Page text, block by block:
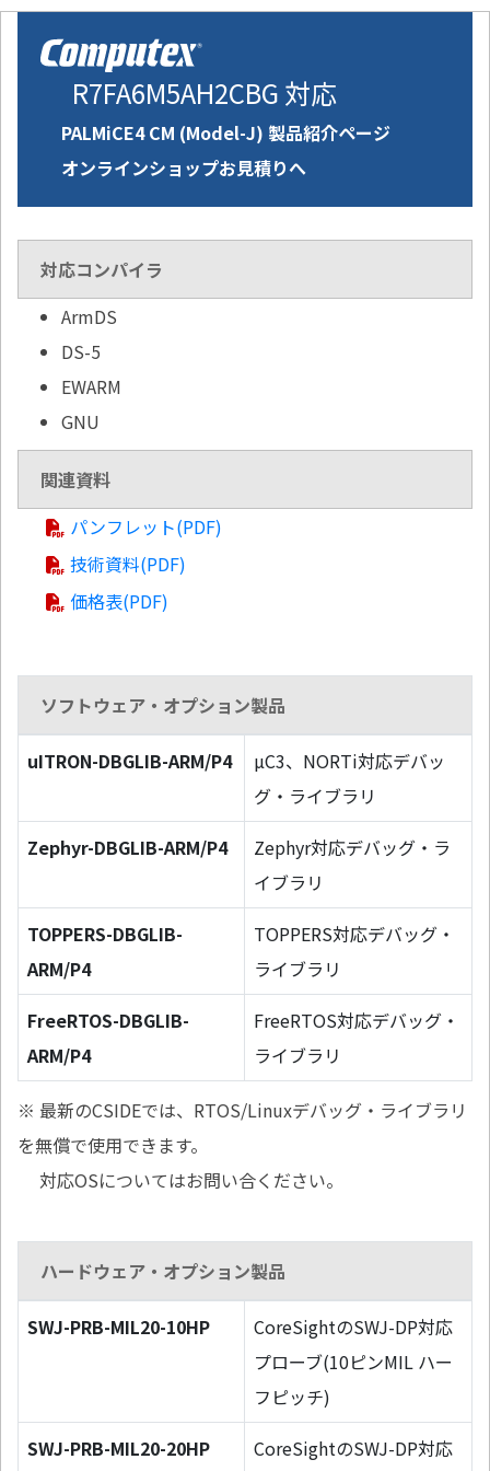
R7FA6M5AH2CBG 対応
PALMiCE4 CM (Model-J) 製品紹介ページ
オンラインショップお見積りへ
対応コンパイラ
ArmDS
DS-5
EWARM
GNU
関連資料
パンフレット(PDF)
技術資料(PDF)
価格表(PDF)
ソフトウェア・オプション製品
uITRON-DBGLIB-ARM/P4
µC3、NORTi対応デバッ
グ・ライブラリ
Zephyr-DBGLIB-ARM/P4
Zephyr対応デバッグ・ラ
イブラリ
TOPPERS-DBGLIB-
ARM/P4
TOPPERS対応デバッグ・
ライブラリ
FreeRTOS-DBGLIB-
ARM/P4
FreeRTOS対応デバッグ・
ライブラリ
※ 最新のCSIDEでは、RTOS/Linuxデバッグ・ライブラリ
を無償で使用できます。
対応OSについてはお問い合ください。
ハードウェア・オプション製品
SWJ-PRB-MIL20-10HP
CoreSightのSWJ-DP対応
プローブ(10ピンMIL ハー
フピッチ)
SWJ-PRB-MIL20-20HP
CoreSightのSWJ-DP対応